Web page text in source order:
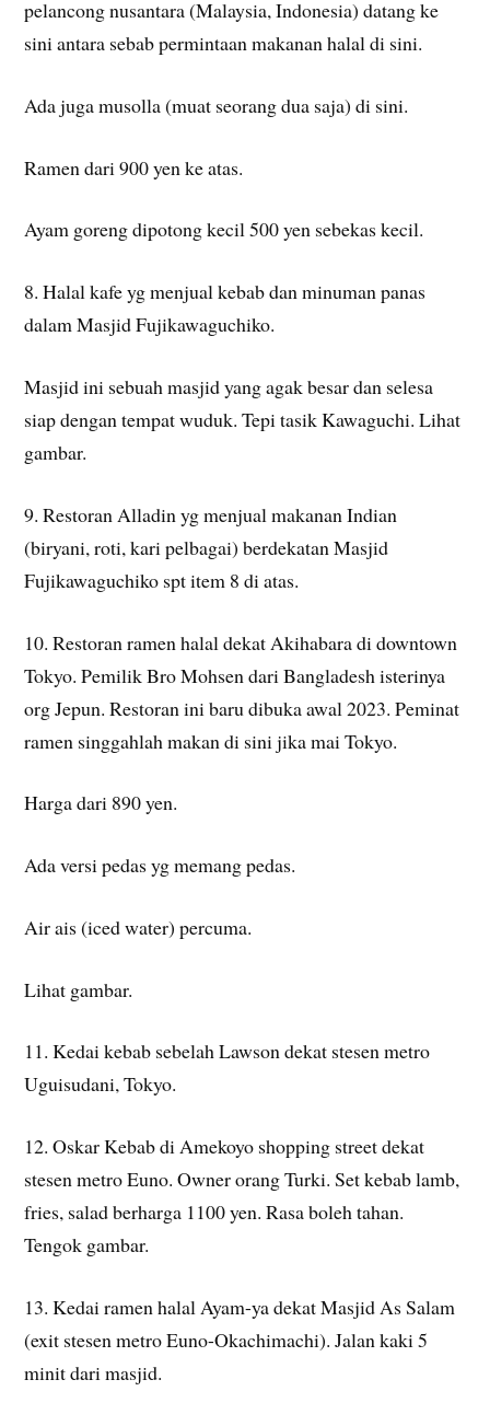
pelancong nusantara (Malaysia, Indonesia) datang ke
sini antara sebab permintaan makanan halal di sini.
Ada juga musolla (muat seorang dua saja) di sini.
Ramen dari 900 yen ke atas.
Ayam goreng dipotong kecil 500 yen sebekas kecil.
8. Halal kafe yg menjual kebab dan minuman panas
dalam Masjid Fujikawaguchiko.
Masjid ini sebuah masjid yang agak besar dan selesa
siap dengan tempat wuduk. Tepi tasik Kawaguchi. Lihat
gambar.
9. Restoran Alladin yg menjual makanan Indian
(biryani, roti, kari pelbagai) berdekatan Masjid
Fujikawaguchiko spt item 8 di atas.
10. Restoran ramen halal dekat Akihabara di downtown
Tokyo. Pemilik Bro Mohsen dari Bangladesh isterinya
org Jepun. Restoran ini baru dibuka awal 2023. Peminat
ramen singgahlah makan di sini jika mai Tokyo.
Harga dari 890 yen.
Ada versi pedas yg memang pedas.
Air ais (iced water) percuma.
Lihat gambar.
11. Kedai kebab sebelah Lawson dekat stesen metro
Uguisudani, Tokyo.
12. Oskar Kebab di Amekoyo shopping street dekat
stesen metro Euno. Owner orang Turki. Set kebab lamb,
fries, salad berharga 1100 yen. Rasa boleh tahan.
Tengok gambar.
13. Kedai ramen halal Ayam-ya dekat Masjid As Salam
(exit stesen metro Euno-Okachimachi). Jalan kaki 5
minit dari masjid.